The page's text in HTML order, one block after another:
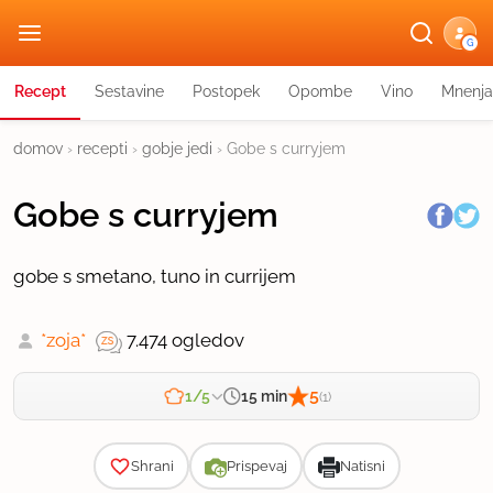
G
Recept Sestavine Postopek Opombe Vino Mnenja
domov › recepti › gobje jedi › Gobe s curryjem
Gobe s curryjem
gobe s smetano, tuno in currijem
*zoja* 7.474 ogledov
1/5 15 min 5(1)
Shrani Prispevaj Natisni